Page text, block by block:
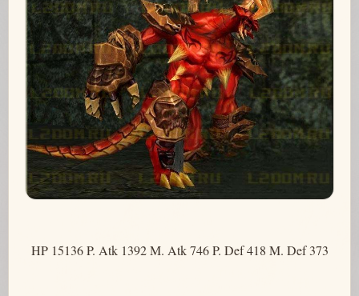
HP 15136 P. Atk 1392 M. Atk 746 P. Def 418 M. Def 373